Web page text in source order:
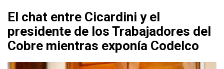
El chat entre Cicardini y el
presidente de los Trabajadores del
Cobre mientras exponía Codelco